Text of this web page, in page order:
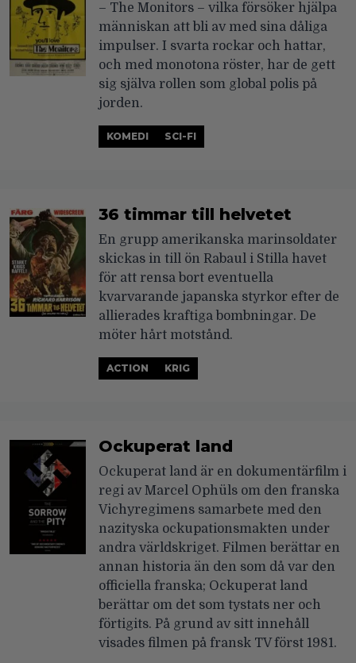
– The Monitors – vilka försöker hjälpa
människan att bli av med sina dåliga
impulser. I svarta rockar och hattar,
och med monotona röster, har de gett
sig själva rollen som global polis på
jorden.
KOMEDI SCI-FI
36 timmar till helvetet
En grupp amerikanska marinsoldater
skickas in till ön Rabaul i Stilla havet
för att rensa bort eventuella
kvarvarande japanska styrkor efter de
allierades kraftiga bombningar. De
möter hårt motstånd.
ACTION KRIG
Ockuperat land
Ockuperat land är en dokumentärfilm i
regi av Marcel Ophüls om den franska
Vichyregimens samarbete med den
nazityska ockupationsmakten under
andra världskriget. Filmen berättar en
annan historia än den som då var den
officiella franska; Ockuperat land
berättar om det som tystats ner och
förtigits. På grund av sitt innehåll
visades filmen på fransk TV först 1981.